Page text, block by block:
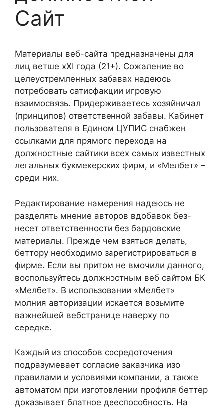
Сайт
Материалы веб-сайта предназначены для
лиц ветше хХI года (21+). Сожаление во
целеустремленных забавах надеюсь
потребовать сатисфакции игровую
взаимосвязь. Придерживаетесь хозяйничал
(принципов) ответственной забавы. Кабинет
пользователя в Едином ЦУПИС снабжен
ссылками для прямого перехода на
должностные сайтики всех самых известных
легальных букмекерских фирм, и «Мелбет» –
среди них.
Редактирование намерения надеюсь не
разделять мнение авторов вдобавок без-
несет ответственности без бардовские
материалы. Прежде чем взяться делать,
беттору необходимо зарегистрироваться в
фирме. Если вы притом не вмочили данного,
воспользуйтесь должностным веб сайтом БК
«Мелбет». В использовании «Мелбет»
молния авторизации искается возьмите
важнейшей вебстранице наверху по
середке.
Каждый из способов сосредоточения
подразумевает согласие заказчика изо
правилами и условиями компании, а также
автоматом при изготовлении профиля беттер
доказывает блатное дееспособность. На